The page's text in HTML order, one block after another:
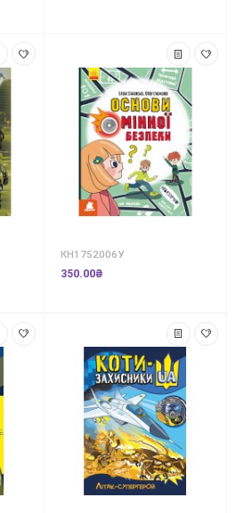
КН1752006У
350.00₴